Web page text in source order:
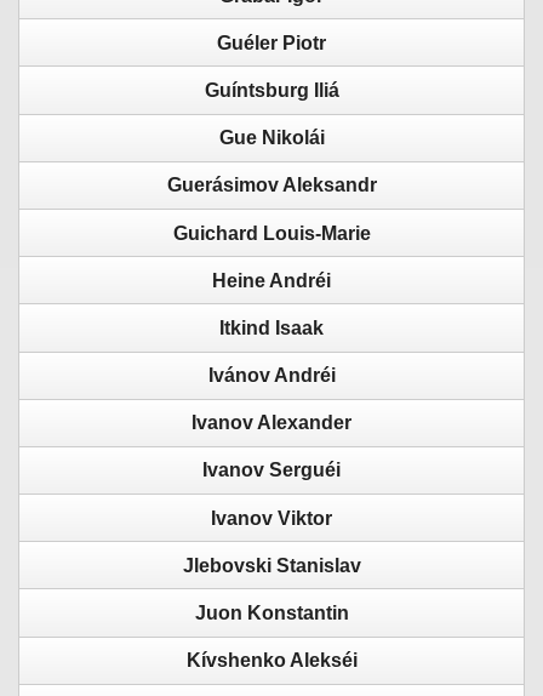
Guéler Piotr
Guíntsburg Iliá
Gue Nikolái
Guerásimov Aleksandr
Guichard Louis-Marie
Heine Andréi
Itkind Isaak
Ivánov Andréi
Ivanov Alexander
Ivanov Serguéi
Ivanov Viktor
Jlebovski Stanislav
Juon Konstantin
Kívshenko Alekséi